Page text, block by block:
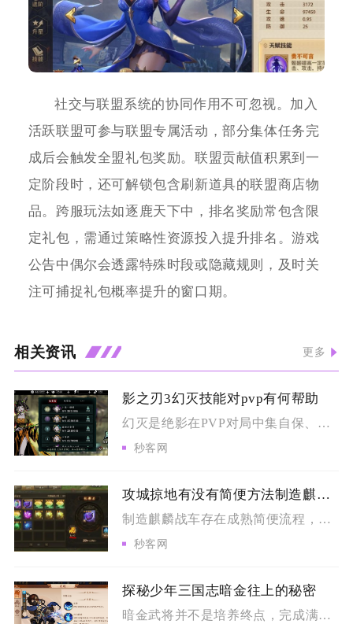
社交与联盟系统的协同作用不可忽视。加入
活跃联盟可参与联盟专属活动，部分集体任务完
成后会触发全盟礼包奖励。联盟贡献值积累到一
定阶段时，还可解锁包含刷新道具的联盟商店物
品。跨服玩法如逐鹿天下中，排名奖励常包含限
定礼包，需通过策略性资源投入提升排名。游戏
公告中偶尔会透露特殊时段或隐藏规则，及时关
注可捕捉礼包概率提升的窗口期。
相关资讯 更多
影之刃3幻灭技能对pvp有何帮助
幻灭是绝影在PVP对局中集自保、破甲、爆发、控制于一体的核心...
秒客网
攻城掠地有没有简便方法制造麒麟战车
制造麒麟战车存在成熟简便流程，核心思路是前置条件精简达标、资...
秒客网
探秘少年三国志暗金往上的秘密
暗金武将并不是培养终点，完成满星养成之后可以开启化金进阶，突...